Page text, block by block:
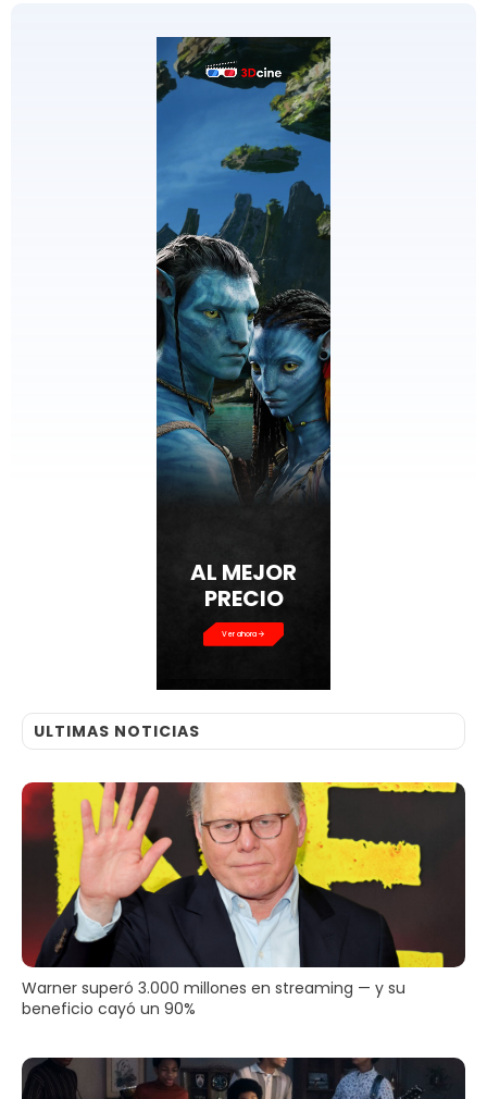
AL MEJOR
PRECIO
Ver ahora
ULTIMAS NOTICIAS
Warner superó 3.000 millones en streaming — y su
beneficio cayó un 90%